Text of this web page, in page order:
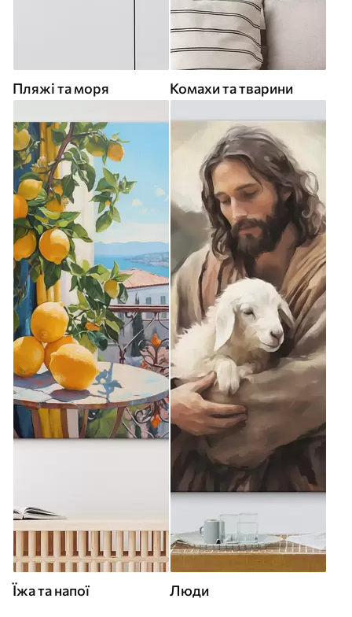
Пляжі та моря Комахи та тварини
Їжа та напої Люди